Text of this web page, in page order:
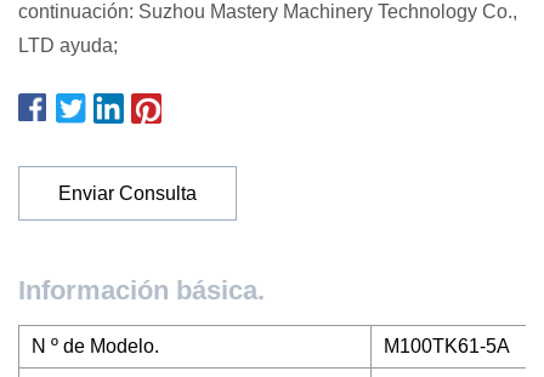
continuación: Suzhou Mastery Machinery Technology Co.,
LTD ayuda;
Enviar Consulta
Información básica.
N º de Modelo. M100TK61-5A